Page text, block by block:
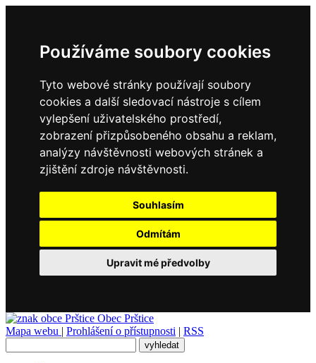
Používáme soubory cookies
Tyto webové stránky používají soubory
cookies a další sledovací nástroje s cílem
vylepšení uživatelského prostředí,
zobrazení přizpůsobeného obsahu a reklam,
analýzy návštěvnosti webových stránek a
zjištění zdroje návštěvnosti.
Souhlasím
Odmítám
Upravit mé předvolby
Obec Prštice
Mapa webu | Prohlášení o přístupnosti | RSS